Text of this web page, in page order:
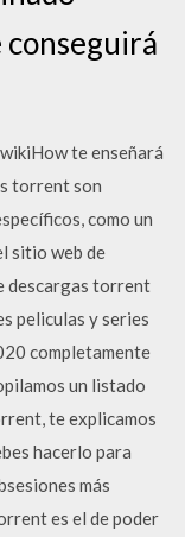
te enseñará
torrent son
como un
sitio web de
descargas torrent
peliculas y series
completamente
un listado
te explicamos
hacerlo para
más
es el de poder